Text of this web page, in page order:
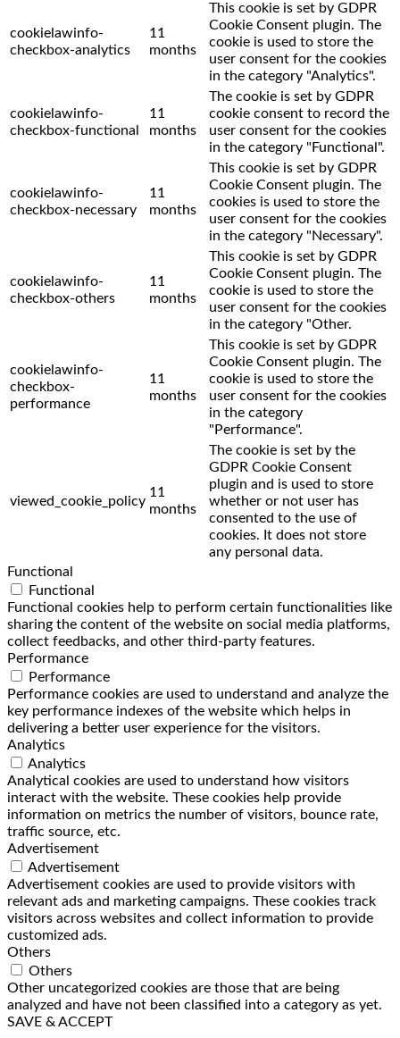
cookielawinfo-
checkbox-analytics
11
months
This cookie is set by GDPR
Cookie Consent plugin. The
cookie is used to store the
user consent for the cookies
in the category "Analytics".
cookielawinfo-
checkbox-functional
11
months
The cookie is set by GDPR
cookie consent to record the
user consent for the cookies
in the category "Functional".
cookielawinfo-
checkbox-necessary
11
months
This cookie is set by GDPR
Cookie Consent plugin. The
cookies is used to store the
user consent for the cookies
in the category "Necessary".
cookielawinfo-
checkbox-others
11
months
This cookie is set by GDPR
Cookie Consent plugin. The
cookie is used to store the
user consent for the cookies
in the category "Other.
cookielawinfo-
checkbox-
performance
11
months
This cookie is set by GDPR
Cookie Consent plugin. The
cookie is used to store the
user consent for the cookies
in the category
"Performance".
viewed_cookie_policy
11
months
The cookie is set by the
GDPR Cookie Consent
plugin and is used to store
whether or not user has
consented to the use of
cookies. It does not store
any personal data.
Functional
Functional
Functional cookies help to perform certain functionalities like
sharing the content of the website on social media platforms,
collect feedbacks, and other third-party features.
Performance
Performance
Performance cookies are used to understand and analyze the
key performance indexes of the website which helps in
delivering a better user experience for the visitors.
Analytics
Analytics
Analytical cookies are used to understand how visitors
interact with the website. These cookies help provide
information on metrics the number of visitors, bounce rate,
traffic source, etc.
Advertisement
Advertisement
Advertisement cookies are used to provide visitors with
relevant ads and marketing campaigns. These cookies track
visitors across websites and collect information to provide
customized ads.
Others
Others
Other uncategorized cookies are those that are being
analyzed and have not been classified into a category as yet.
SAVE & ACCEPT